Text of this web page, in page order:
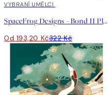
40%*
VYBRANÍ UMĚLCI
SpaceFrog Designs - Bond II Plakát
Od 193,20 Kč322 Kč